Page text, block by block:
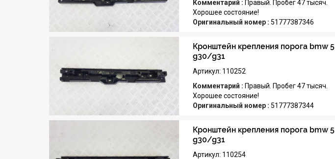
Комментарий : Правый. Пробег 47 тысяч.
Хорошее состояние!
Оригинальный номер : 51777387346
Кронштейн крепления порога bmw 5
g30/g31
Артикул: 110252
Комментарий : Правый. Пробег 47 тысяч.
Хорошее состояние!
Оригинальный номер : 51777387344
Кронштейн крепления порога bmw 5
g30/g31
Артикул: 110254